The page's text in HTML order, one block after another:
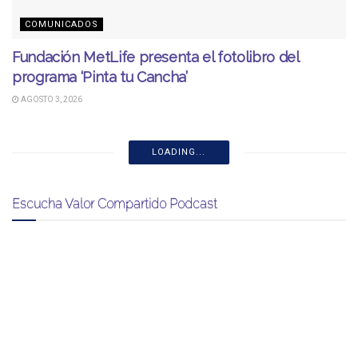
COMUNICADOS
Fundación MetLife presenta el fotolibro del
programa ‘Pinta tu Cancha’
AGOSTO 3, 2026
LOADING...
Escucha Valor Compartido Podcast